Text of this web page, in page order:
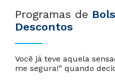
Programas de
Descontos
Você já teve aquela
me segura!” quando
Cancelar